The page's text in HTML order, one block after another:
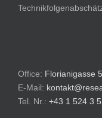
Office: Florianigasse
E-Mail:
Tel. Nr.: +43 1 524 3